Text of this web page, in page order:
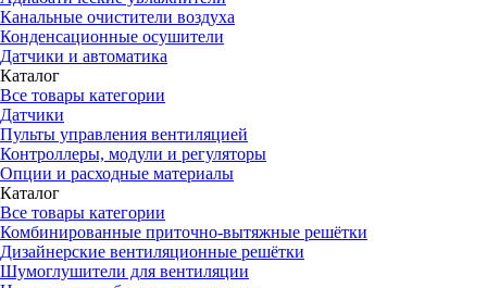
Канальные очистители воздуха
Конденсационные осушители
Датчики и автоматика
Каталог
Все товары категории
Датчики
Пульты управления вентиляцией
Контроллеры, модули и регуляторы
Опции и расходные материалы
Каталог
Все товары категории
Комбинированные приточно-вытяжные решётки
Дизайнерские вентиляционные решётки
Шумоглушители для вентиляции